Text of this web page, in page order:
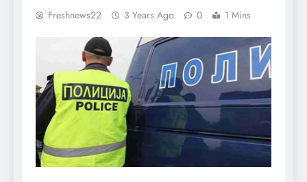
Freshnews22 3 Years Ago 0 1 Mins